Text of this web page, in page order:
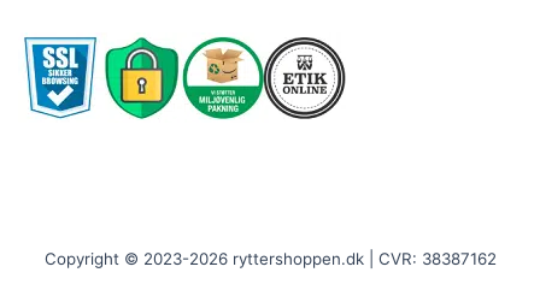
Copyright © 2023-2026 ryttershoppen.dk | CVR: 38387162